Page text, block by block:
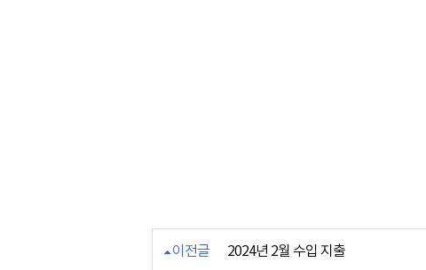
이전글 2024년 2월 수입 지출